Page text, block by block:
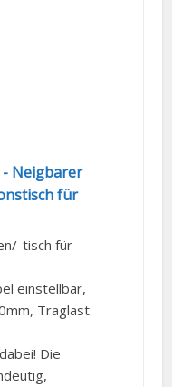
- Neigbarer
für
tisch für
einstellbar,
Traglast:
Die